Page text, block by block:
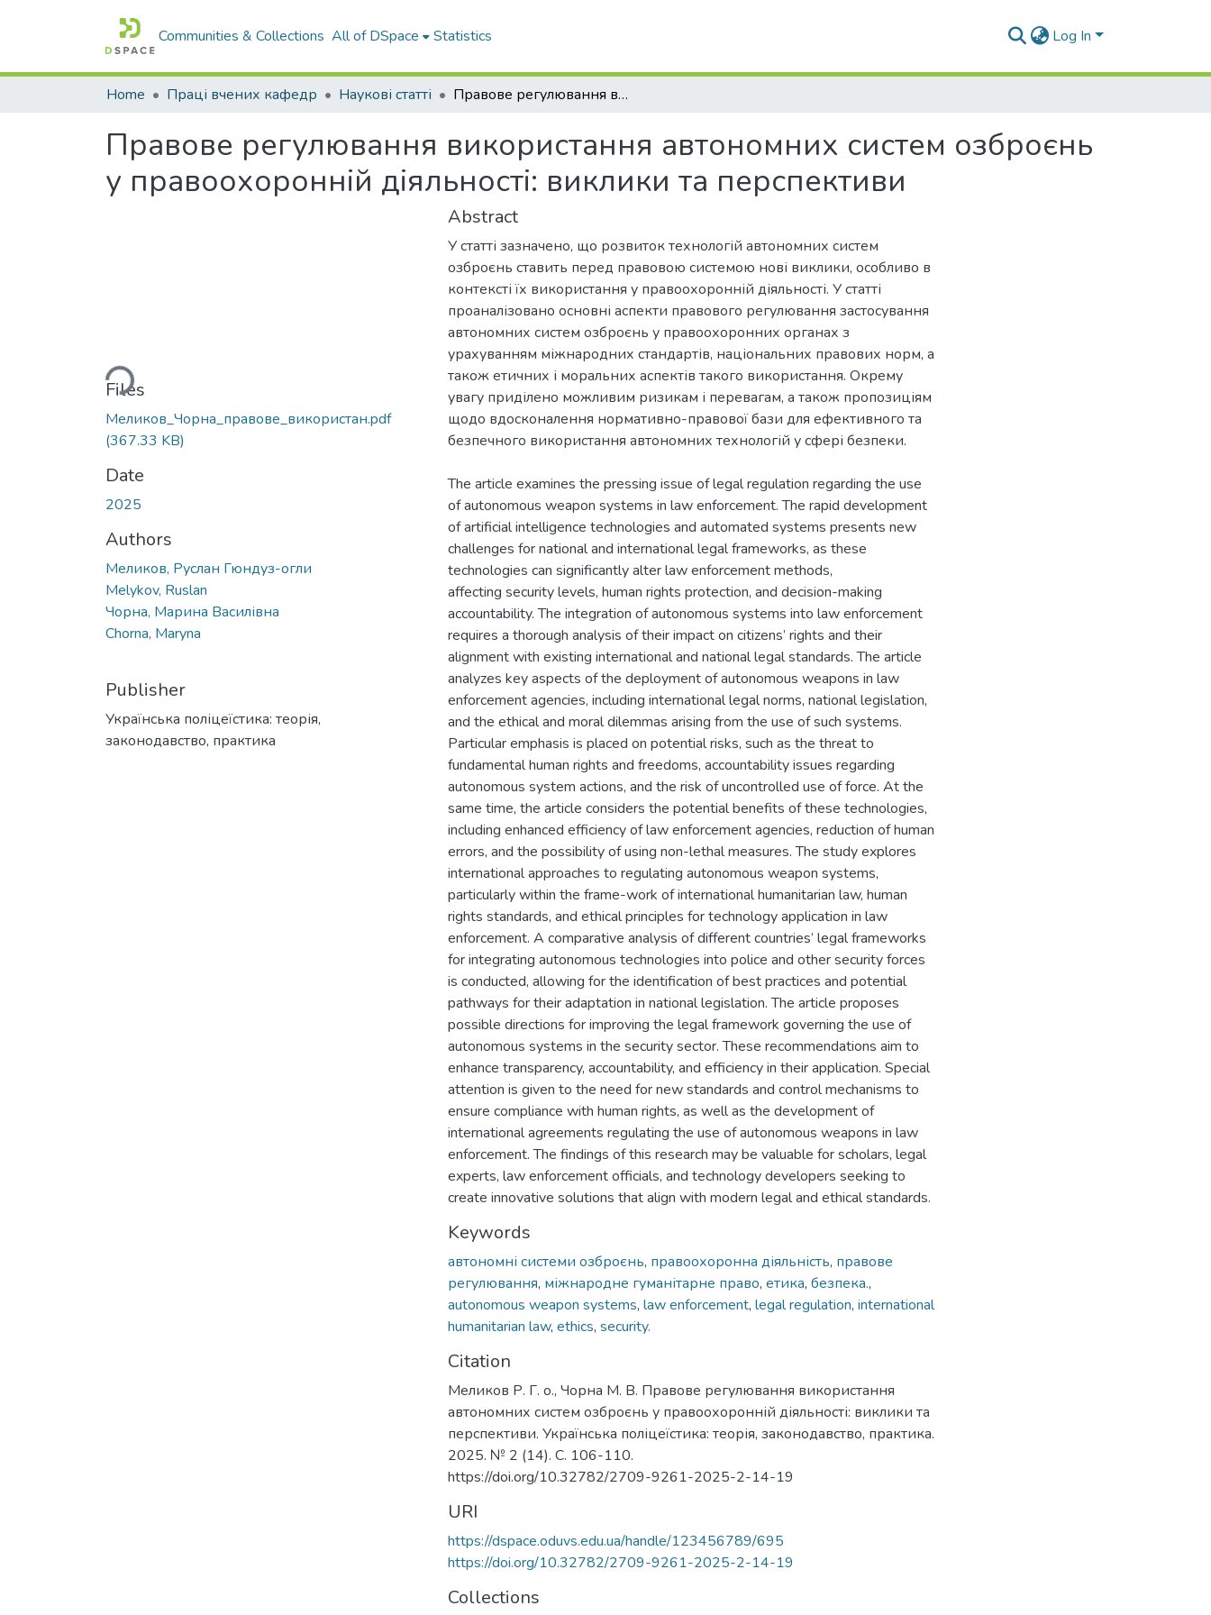
Communities & Collections All of DSpace Statistics Log In
Home Праці вчених кафедр Наукові статті Правове регулювання використання автономних систем озброєнь у правоохоронній діяльності: виклики та перспективи
Правове регулювання використання автономних систем озброєнь
у правоохоронній діяльності: виклики та перспективи
Loading...
Files
Меликов_Чорна_правове_використан.pdf
(367.33 KB)
Date
2025
Authors
Меликов, Руслан Гюндуз-огли
Melykov, Ruslan
Чорна, Марина Василівна
Chorna, Maryna
Publisher
Українська поліцеїстика: теорія,
законодавство, практика
Abstract
У статті зазначено, що розвиток технологій автономних систем
озброєнь ставить перед правовою системою нові виклики, особливо в
контексті їх використання у правоохоронній діяльності. У статті
проаналізовано основні аспекти правового регулювання застосування
автономних систем озброєнь у правоохоронних органах з
урахуванням міжнародних стандартів, національних правових норм, а
також етичних і моральних аспектів такого використання. Окрему
увагу приділено можливим ризикам і перевагам, а також пропозиціям
щодо вдосконалення нормативно-правової бази для ефективного та
безпечного використання автономних технологій у сфері безпеки.
The article examines the pressing issue of legal regulation regarding the use
of autonomous weapon systems in law enforcement. The rapid development
of artificial intelligence technologies and automated systems presents new
challenges for national and international legal frameworks, as these
technologies can significantly alter law enforcement methods,
affecting security levels, human rights protection, and decision-making
accountability. The integration of autonomous systems into law enforcement
requires a thorough analysis of their impact on citizens’ rights and their
alignment with existing international and national legal standards. The article
analyzes key aspects of the deployment of autonomous weapons in law
enforcement agencies, including international legal norms, national legislation,
and the ethical and moral dilemmas arising from the use of such systems.
Particular emphasis is placed on potential risks, such as the threat to
fundamental human rights and freedoms, accountability issues regarding
autonomous system actions, and the risk of uncontrolled use of force. At the
same time, the article considers the potential benefits of these technologies,
including enhanced efficiency of law enforcement agencies, reduction of human
errors, and the possibility of using non-lethal measures. The study explores
international approaches to regulating autonomous weapon systems,
particularly within the frame-work of international humanitarian law, human
rights standards, and ethical principles for technology application in law
enforcement. A comparative analysis of different countries’ legal frameworks
for integrating autonomous technologies into police and other security forces
is conducted, allowing for the identification of best practices and potential
pathways for their adaptation in national legislation. The article proposes
possible directions for improving the legal framework governing the use of
autonomous systems in the security sector. These recommendations aim to
enhance transparency, accountability, and efficiency in their application. Special
attention is given to the need for new standards and control mechanisms to
ensure compliance with human rights, as well as the development of
international agreements regulating the use of autonomous weapons in law
enforcement. The findings of this research may be valuable for scholars, legal
experts, law enforcement officials, and technology developers seeking to
create innovative solutions that align with modern legal and ethical standards.
Keywords
автономні системи озброєнь, правоохоронна діяльність, правове
регулювання, міжнародне гуманітарне право, етика, безпека.,
autonomous weapon systems, law enforcement, legal regulation, international
humanitarian law, ethics, security.
Citation
Меликов Р. Г. о., Чорна М. В. Правове регулювання використання
автономних систем озброєнь у правоохоронній діяльності: виклики та
перспективи. Українська поліцеїстика: теорія, законодавство, практика.
2025. № 2 (14). С. 106-110.
https://doi.org/10.32782/2709-9261-2025-2-14-19
URI
https://dspace.oduvs.edu.ua/handle/123456789/695
https://doi.org/10.32782/2709-9261-2025-2-14-19
Collections